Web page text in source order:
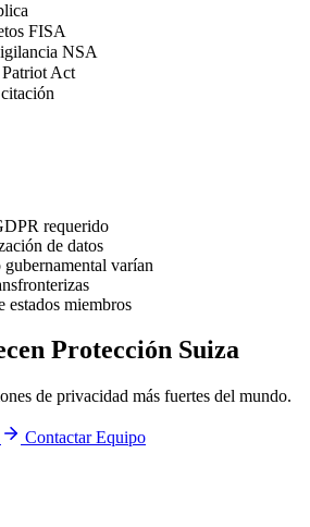
FISA
NSA
Act
requerido
de datos
gubernamental varían
estados miembros
Protección Suiza
de privacidad más fuertes del mundo.
Contactar Equipo